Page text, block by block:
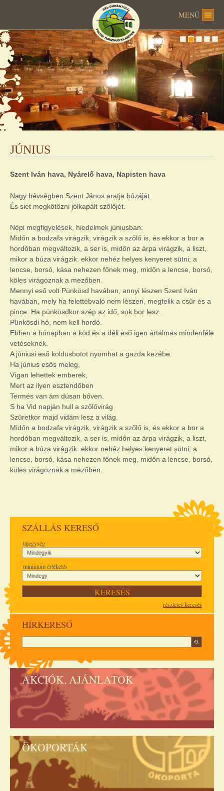
MENÜ
JÚNIUS
Szent Iván hava, Nyárelő hava, Napisten hava
Nagy hévségben Szent János aratja búzáját
És siet megkötözni jólkapált szőlőjét.
Népi megfigyelések, hiedelmek júniusban:
Midőn a bodzafa virágzik, virágzik a szőlő is, és ekkor a bor a
hordóban megváltozik, a ser is, midőn az árpa virágzik, a liszt,
mikor a búza virágzik: ekkor nehéz helyes kenyeret sütni; a
lencse, borsó, kása nehezen főnek meg, midőn a lencse, borsó,
köles virágoznak a mezőben.
Mennyi eső volt Pünkösd havában, annyi lészen Szent Iván
havában, mely ha felettébvaló nem lészen, megtelik a csűr és a
pince. Ha pünkösdkor szép az idő, sok bor lesz.
Pünkösdi hó, nem kell hordó.
Ebben a hónapban a köd és a déli eső igen ártalmas mindenféle
vetéseknek.
A júniusi eső koldusbotot nyomhat a gazda kezébe.
Ha június esős meleg,
Vígan lehettek emberek,
Mert az ilyen esztendőben
Termés van ám dúsan bőven.
S ha Vid napján hull a szőlővirág
Szüretkor majd vidám lesz a világ.
Midőn a bodzafa virágzik, virágzik a szőlő is, és ekkor a bor a
hordóban megváltozik, a ser is, midőn az árpa virágzik, a liszt,
mikor a búza virágzik: ekkor nehéz helyes kenyeret sütni; a
lencse, borsó, kása nehezen főnek meg, midőn a lencse, borsó,
köles virágoznak a mezőben.
SZÁLLÁS KERESŐ
tájegység
minimum értékelés
részletes keresés
HÍRKERESŐ
AKCIÓK, AJÁNLATOK
ÖKOPORTÁK